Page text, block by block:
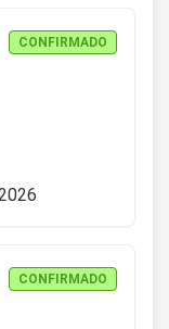
CONFIRMADO
CONFIRMADO